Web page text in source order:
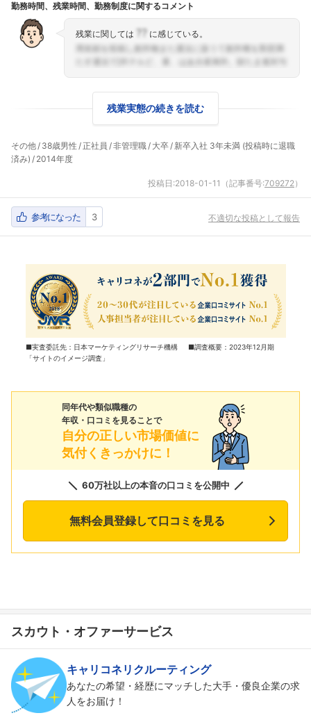
勤務時間、残業時間、勤務制度に関するコメント
残業に関しては ?? に感じている。
残業実態の続きを読む
その他 38歳男性 正社員 非管理職 大卒 新卒入社 3年未満 (投稿時に退職
済み)
2014年度
投稿日:2018-01-11 （記事番号:709272）
参考になった 3 不適切な投稿として報告
■実査委託先：日本マーケティングリサーチ機構 ■調査概要：2023年12月期
「サイトのイメージ調査」
同年代や類似職種の
年収・口コミを見ることで
自分の正しい市場価値に
気付くきっかけに！
60万社以上の本音の口コミを公開中
無料会員登録して口コミを見る
スカウト・オファーサービス
キャリコネリクルーティング
あなたの希望・経歴にマッチした大手・優良企業の求
人をお届け！